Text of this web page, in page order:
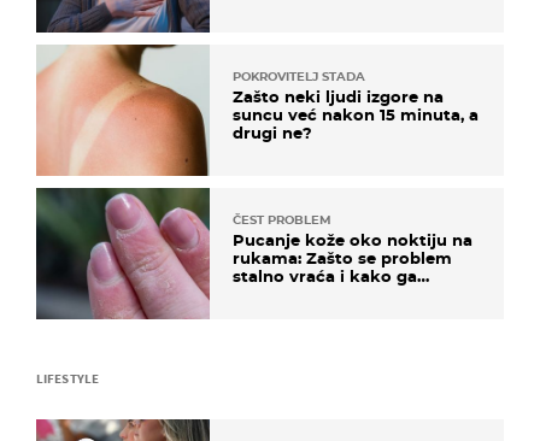
POKROVITELJ STADA
Zašto neki ljudi izgore na
suncu već nakon 15 minuta, a
drugi ne?
ČEST PROBLEM
Pucanje kože oko noktiju na
rukama: Zašto se problem
stalno vraća i kako ga
LIFESTYLE